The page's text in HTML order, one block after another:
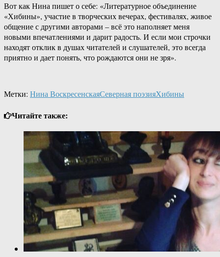
Вот как Нина пишет о себе: «Литературное объединение
«Хибины», участие в творческих вечерах, фестивалях, живое
общение с другими авторами – всё это наполняет меня
новыми впечатлениями и дарит радость. И если мои строчки
находят отклик в душах читателей и слушателей, это всегда
приятно и дает понять, что рождаются они не зря».
Метки: Нина ВоскресенскаяСеверная поэзияХибины
Читайте также: